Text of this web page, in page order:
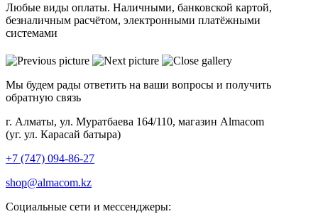
Любые виды оплаты. Наличными, банковской картой,
безналичным расчётом, электронными платёжными
системами
Мы будем рады ответить на ваши вопросы и получить
обратную связь
г. Алматы, ул. Муратбаева 164/110, магазин Almacom
(уг. ул. Карасай батыра)
+7 (747) 094-86-27
shop@almacom.kz
Социальные сети и мессенджеры: